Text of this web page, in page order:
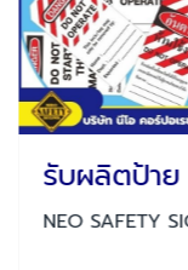
NEO SAFETY